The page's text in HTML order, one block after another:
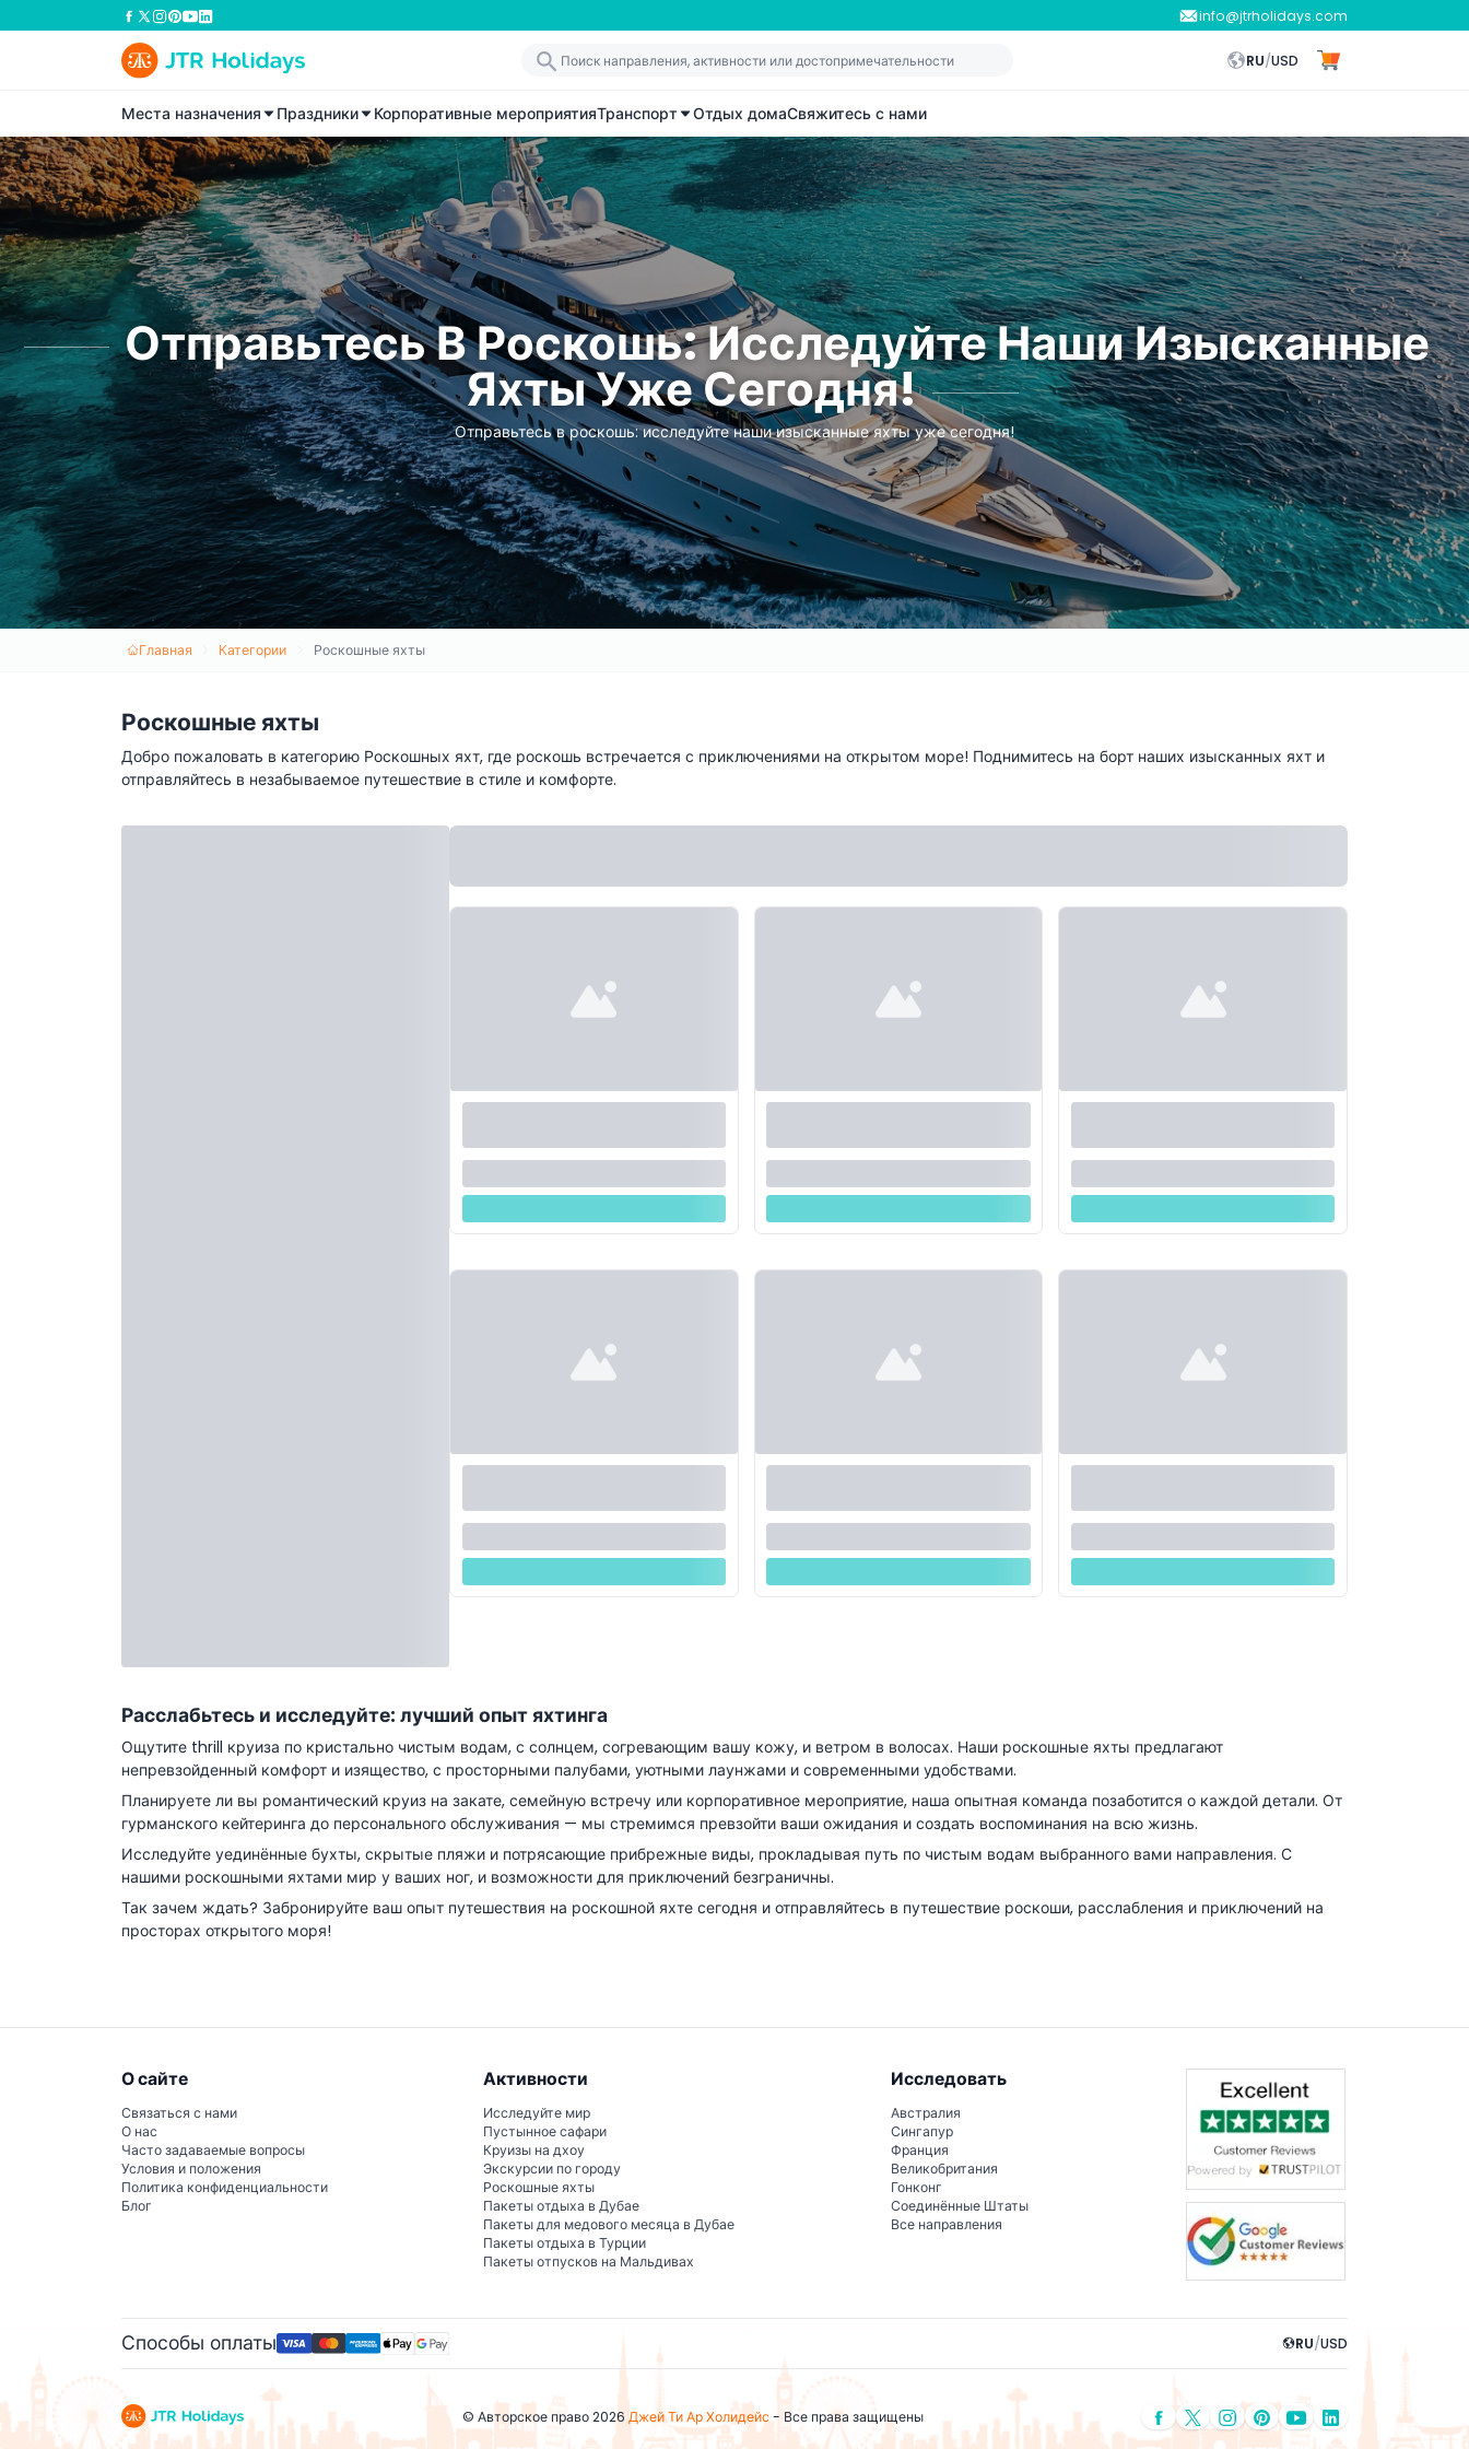
info@jtrholidays.com
RU/USD
Места назначения Праздники Корпоративные мероприятияТранспорт Отдых домаСвяжитесь с нами
Отправьтесь В Роскошь: Исследуйте Наши Изысканные
Яхты Уже Сегодня!
Отправьтесь в роскошь: исследуйте наши изысканные яхты уже сегодня!
Главная Категории Роскошные яхты
Роскошные яхты
Добро пожаловать в категорию Роскошных яхт, где роскошь встречается с приключениями на открытом море! Поднимитесь на борт наших изысканных яхт и
отправляйтесь в незабываемое путешествие в стиле и комфорте.
Расслабьтесь и исследуйте: лучший опыт яхтинга
Ощутите thrill круиза по кристально чистым водам, с солнцем, согревающим вашу кожу, и ветром в волосах. Наши роскошные яхты предлагают
непревзойденный комфорт и изящество, с просторными палубами, уютными лаунжами и современными удобствами.
Планируете ли вы романтический круиз на закате, семейную встречу или корпоративное мероприятие, наша опытная команда позаботится о каждой детали. От
гурманского кейтеринга до персонального обслуживания — мы стремимся превзойти ваши ожидания и создать воспоминания на всю жизнь.
Исследуйте уединённые бухты, скрытые пляжи и потрясающие прибрежные виды, прокладывая путь по чистым водам выбранного вами направления. С
нашими роскошными яхтами мир у ваших ног, и возможности для приключений безграничны.
Так зачем ждать? Забронируйте ваш опыт путешествия на роскошной яхте сегодня и отправляйтесь в путешествие роскоши, расслабления и приключений на
просторах открытого моря!
О сайте
Связаться с нами
О нас
Часто задаваемые вопросы
Условия и положения
Политика конфиденциальности
Блог
Активности
Исследуйте мир
Пустынное сафари
Круизы на дхоу
Экскурсии по городу
Роскошные яхты
Пакеты отдыха в Дубае
Пакеты для медового месяца в Дубае
Пакеты отдыха в Турции
Пакеты отпусков на Мальдивах
Исследовать
Австралия
Сингапур
Франция
Великобритания
Гонконг
Соединённые Штаты
Все направления
Способы оплаты RU/USD
© Авторское право 2026 Джей Ти Ар Холидейс- Все права защищены